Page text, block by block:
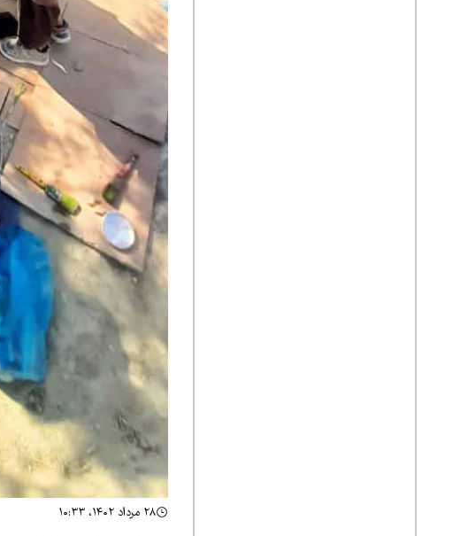
۲۸ مرداد ۱۴۰۲، ۱۰:۳۳